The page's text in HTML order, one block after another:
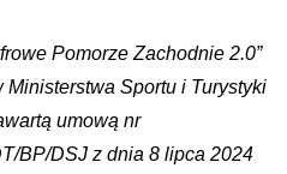
Pomorze Zachodnie 2.0”
Sportu i Turystyki
umową nr
BP/DSJ z dnia 8 lipca 2024